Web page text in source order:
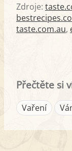
Zdroje:
taste.com.au,
Přečtěte si
Vaření